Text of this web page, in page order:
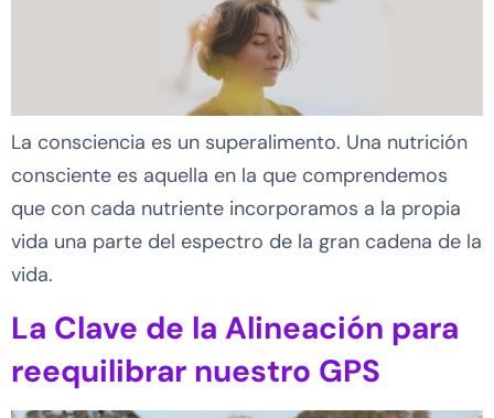
La consciencia es un superalimento. Una nutrición
consciente es aquella en la que comprendemos
que con cada nutriente incorporamos a la propia
vida una parte del espectro de la gran cadena de la
vida.
La Clave de la Alineación para
reequilibrar nuestro GPS